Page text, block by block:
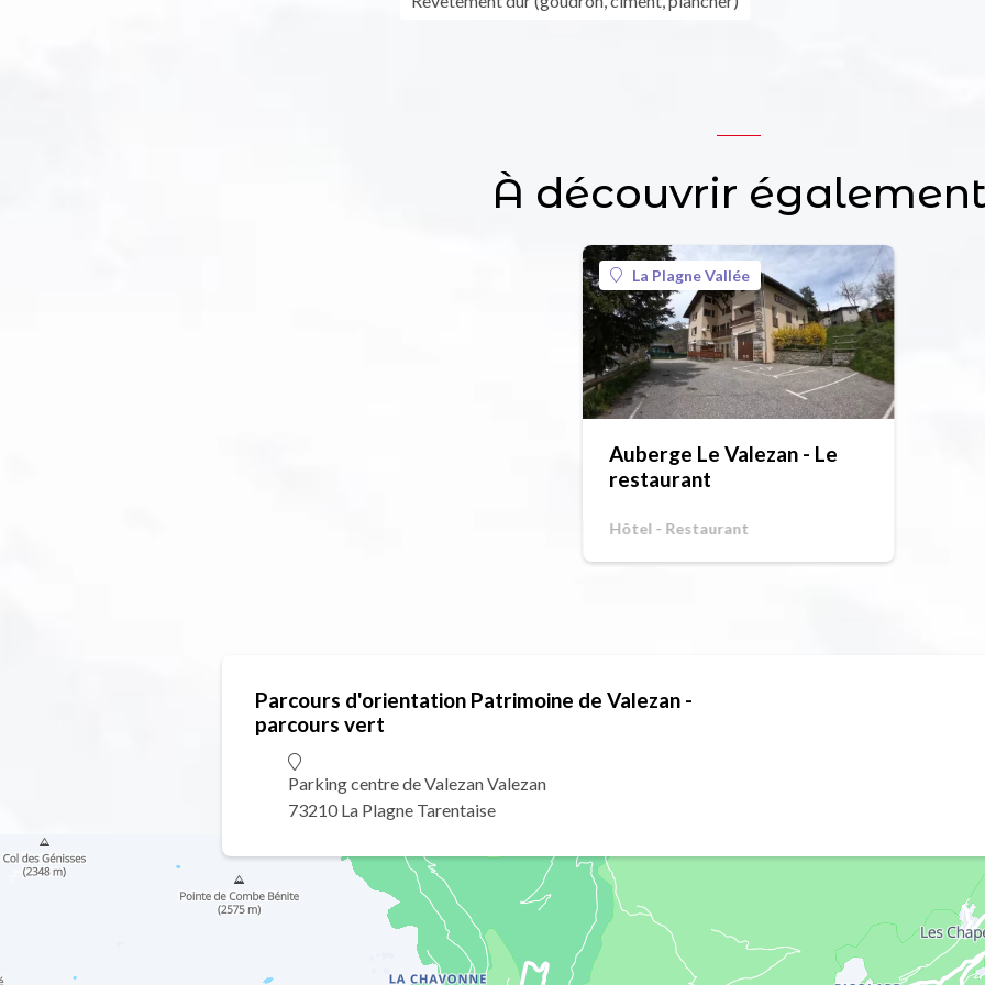
À découvrir
La Plagne Vallée
Auberge Le Valezan - Le
restaurant
Hôtel - Restaurant
Parcours d'orientation Patrimoine de Valezan -
parcours vert
Parking centre de Valezan Valezan
73210 La Plagne Tarentaise